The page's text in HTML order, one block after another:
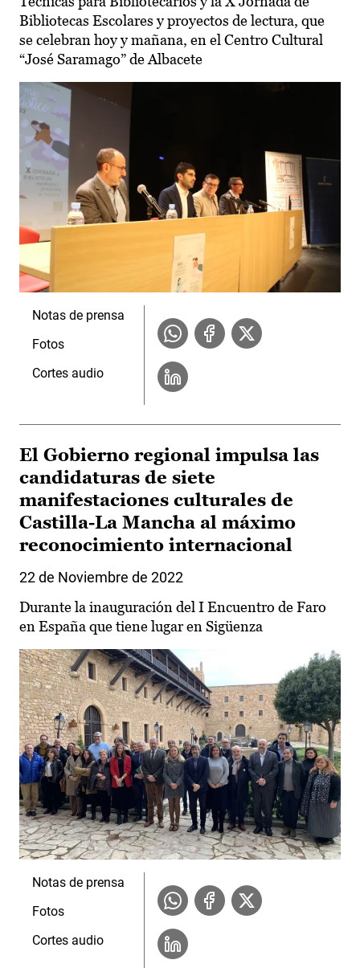
Bibliotecas Escolares y proyectos de lectura, que
se celebran hoy y mañana, en el Centro Cultural
“José Saramago” de Albacete
Notas de prensa
Fotos
Cortes audio
El Gobierno regional impulsa las
candidaturas de siete
manifestaciones culturales de
Castilla-La Mancha al máximo
reconocimiento internacional
22 de Noviembre de 2022
Durante la inauguración del I Encuentro de Faro
en España que tiene lugar en Sigüenza
Notas de prensa
Fotos
Cortes audio